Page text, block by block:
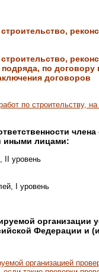
по
договоров
по строительству,
иными лицами:
II уровень
I уровень
организации
Федерации и
организацией